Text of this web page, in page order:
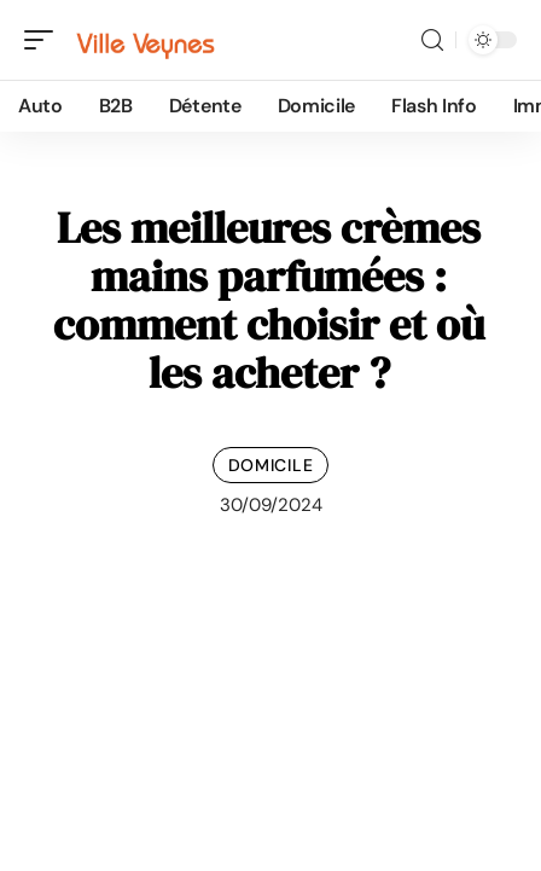
Auto B2B Détente Domicile Flash Info
Les meilleures crèmes
mains parfumées :
comment choisir et où
les acheter ?
DOMICILE
30/09/2024